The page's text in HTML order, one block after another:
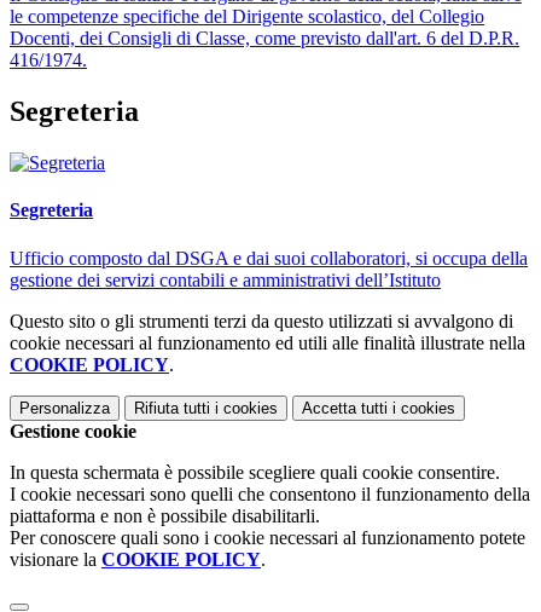
le competenze specifiche del Dirigente scolastico, del Collegio
Docenti, dei Consigli di Classe, come previsto dall'art. 6 del D.P.R.
416/1974.
Segreteria
Segreteria
Ufficio composto dal DSGA e dai suoi collaboratori, si occupa della
gestione dei servizi contabili e amministrativi dell’Istituto
Questo sito o gli strumenti terzi da questo utilizzati si avvalgono di
cookie necessari al funzionamento ed utili alle finalità illustrate nella
COOKIE POLICY.
Personalizza Rifiuta tutti i cookies Accetta tutti i cookies
Gestione cookie
In questa schermata è possibile scegliere quali cookie consentire.
I cookie necessari sono quelli che consentono il funzionamento della
piattaforma e non è possibile disabilitarli.
Per conoscere quali sono i cookie necessari al funzionamento potete
visionare la COOKIE POLICY.